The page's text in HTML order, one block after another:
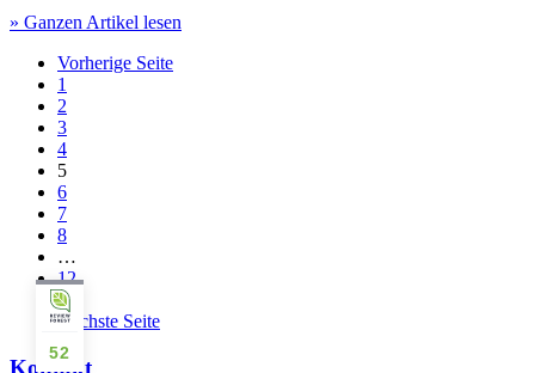
» Ganzen Artikel lesen
Vorherige Seite
1
2
3
4
5
6
7
8
…
12
13
Nächste Seite
Kontakt
52